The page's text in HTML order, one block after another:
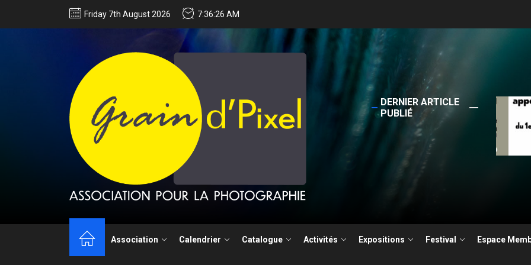
Friday 7th August 2026 7:36:28 AM
DERNIER ARTICLE
PUBLIÉ
Association Calendrier Catalogue Activités Expositions Festival Espace
Appel à candidature pour le Festival Photographie Besançon édition 2026